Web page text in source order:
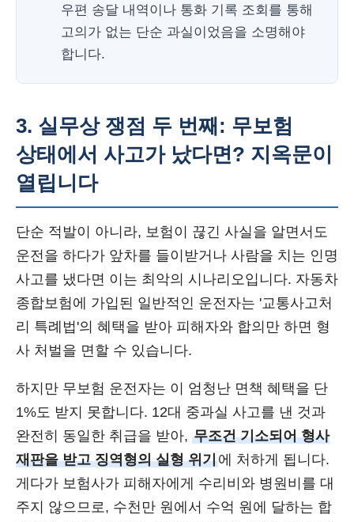
우편 송달 내역이나 통화 기록 조회를 통해
고의가 없는 단순 과실이었음을 소명해야
합니다.
3. 실무상 쟁점 두 번째: 무보험
상태에서 사고가 났다면? 지옥문이
열립니다
단순 적발이 아니라, 보험이 끊긴 사실을 알면서도
운전을 하다가 앞차를 들이받거나 사람을 치는 인명
사고를 냈다면 이는 최악의 시나리오입니다. 자동차
종합보험에 가입된 일반적인 운전자는 '교통사고처
리 특례법'의 혜택을 받아 피해자와 합의만 하면 형
사 처벌을 면할 수 있습니다.
하지만 무보험 운전자는 이 엄청난 면책 혜택을 단
1%도 받지 못합니다. 12대 중과실 사고를 낸 것과
완전히 동일한 취급을 받아, 무조건 기소되어 형사
재판을 받고 징역형의 실형 위기에 처하게 됩니다.
게다가 보험사가 피해자에게 수리비와 병원비를 대
주지 않으므로, 수천만 원에서 수억 원에 달하는 합